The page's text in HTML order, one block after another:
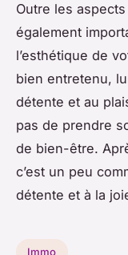
Outre les
également
l’esthétique de
bien entretenu,
détente et au
pas de prendre
de bien-être.
c’est un peu
détente et à la
Immo